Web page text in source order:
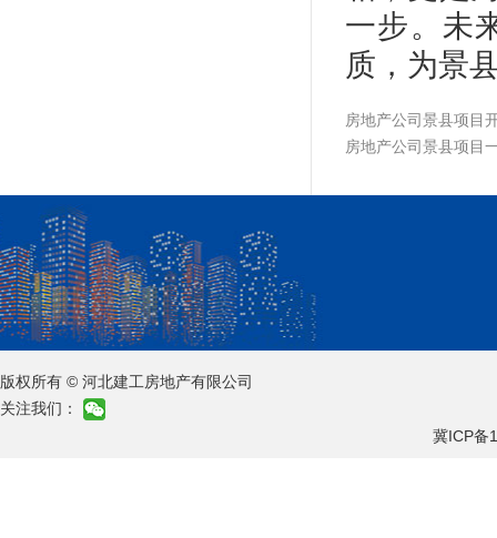
一步。未
质，为景
房地产公司景县项目
房地产公司景县项目
版权所有 © 河北建工房地产有限公司
关注我们：
冀ICP备